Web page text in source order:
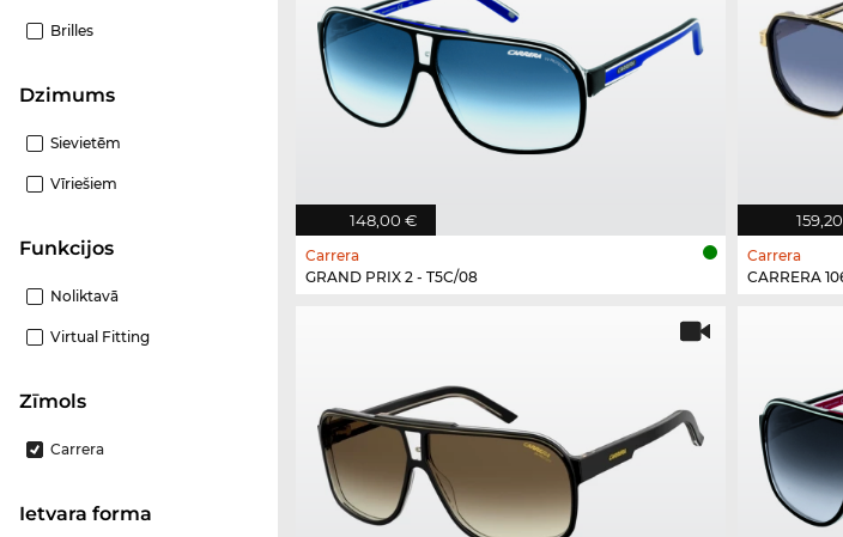
Brilles
Dzimums
Sievietēm
Vīriešiem
funkcijos
Noliktavā
Virtual Fitting
Zīmols
Carrera
Ietvara forma
148,00 €
Carrera
GRAND PRIX 2 - T5C/08
Carrera
CARRERA